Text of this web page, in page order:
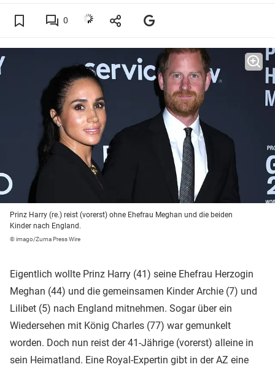
0
Prinz Harry (re.) reist (vorerst) ohne Ehefrau Meghan und die beiden
Kinder nach England.
© imago/Zuma Press Wire
Eigentlich wollte Prinz Harry (41) seine Ehefrau Herzogin
Meghan (44) und die gemeinsamen Kinder Archie (7) und
Lilibet (5) nach England mitnehmen. Sogar über ein
Wiedersehen mit König Charles (77) war gemunkelt
worden. Doch nun reist der 41-Jährige (vorerst) alleine in
sein Heimatland. Eine Royal-Expertin gibt in der AZ eine